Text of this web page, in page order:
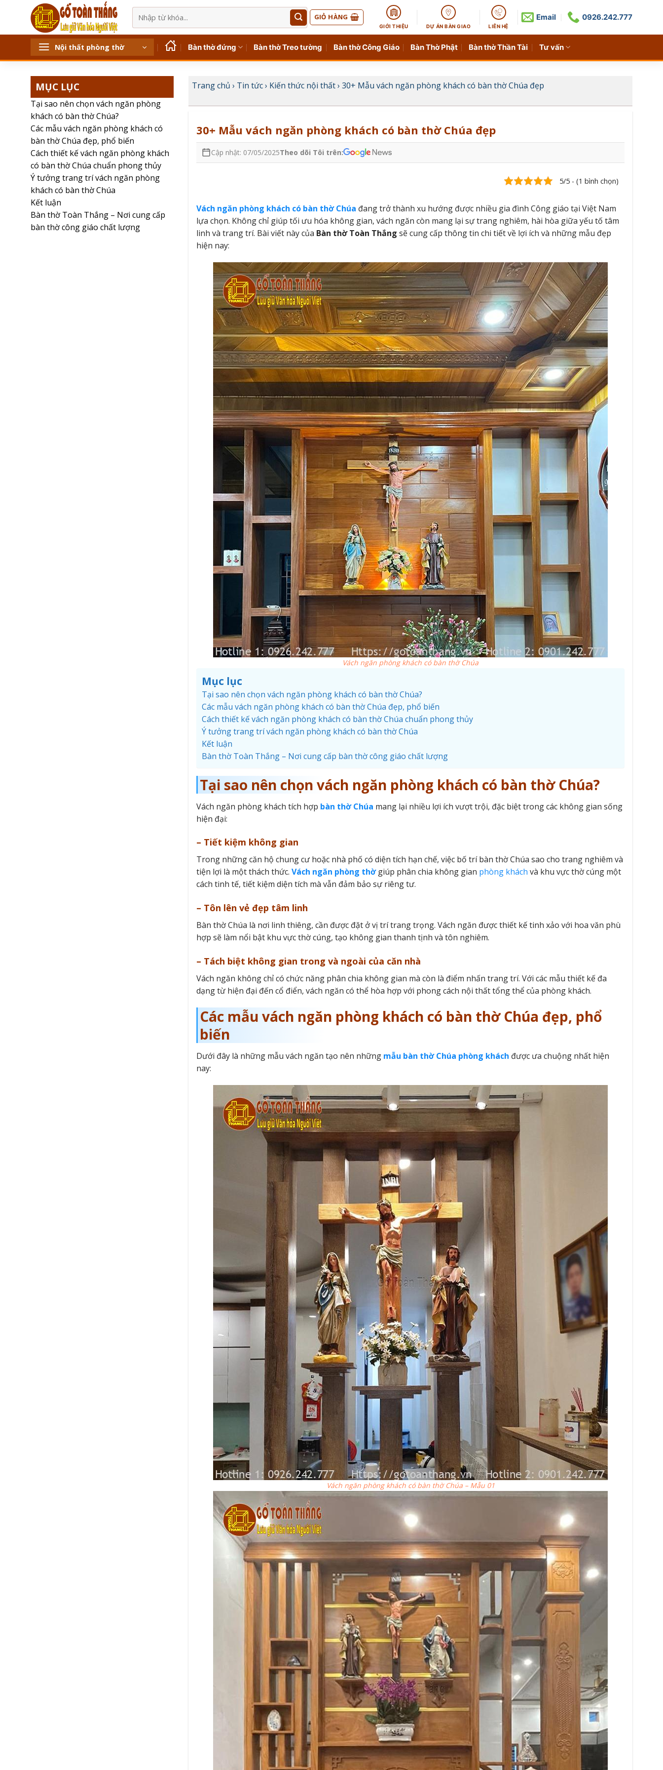
kiếm:
GIỎ HÀNG
GIỚI THIỆU DỰ ÁN BÀN GIAO LIÊN HỆ
Email 0926.242.777
Nội thất phòng thờ Bàn thờ đứng Bàn thờ Treo tường Bàn thờ Công Giáo Bàn Thờ Phật Bàn thờ Thần Tài Tư vấn
MỤC LỤC
Tại sao nên chọn vách ngăn phòng
khách có bàn thờ Chúa?
Các mẫu vách ngăn phòng khách có
bàn thờ Chúa đẹp, phổ biến
Cách thiết kế vách ngăn phòng khách
có bàn thờ Chúa chuẩn phong thủy
Ý tưởng trang trí vách ngăn phòng
khách có bàn thờ Chúa
Kết luận
Bàn thờ Toàn Thắng – Nơi cung cấp
bàn thờ công giáo chất lượng
Trang chủ › Tin tức› Kiến thức nội thất› 30+ Mẫu vách ngăn phòng khách có bàn thờ Chúa đẹp
30+ Mẫu vách ngăn phòng khách có bàn thờ Chúa đẹp
Cập nhật: 07/05/2025Theo dõi Tôi trên:
5/5 - (1 bình chọn)
Vách ngăn phòng khách có bàn thờ Chúa đang trở thành xu hướng được nhiều gia đình Công giáo tại Việt Nam
lựa chọn. Không chỉ giúp tối ưu hóa không gian, vách ngăn còn mang lại sự trang nghiêm, hài hòa giữa yếu tố tâm
linh và trang trí. Bài viết này của Bàn thờ Toàn Thắng sẽ cung cấp thông tin chi tiết về lợi ích và những mẫu đẹp
hiện nay:
Vách ngăn phòng khách có bàn thờ Chúa
Mục lục
Tại sao nên chọn vách ngăn phòng khách có bàn thờ Chúa?
Các mẫu vách ngăn phòng khách có bàn thờ Chúa đẹp, phổ biến
Cách thiết kế vách ngăn phòng khách có bàn thờ Chúa chuẩn phong thủy
Ý tưởng trang trí vách ngăn phòng khách có bàn thờ Chúa
Kết luận
Bàn thờ Toàn Thắng – Nơi cung cấp bàn thờ công giáo chất lượng
Tại sao nên chọn vách ngăn phòng khách có bàn thờ Chúa?
Vách ngăn phòng khách tích hợp bàn thờ Chúa mang lại nhiều lợi ích vượt trội, đặc biệt trong các không gian sống
hiện đại:
– Tiết kiệm không gian
Trong những căn hộ chung cư hoặc nhà phố có diện tích hạn chế, việc bố trí bàn thờ Chúa sao cho trang nghiêm và
tiện lợi là một thách thức. Vách ngăn phòng thờgiúp phân chia không gian phòng khách và khu vực thờ cúng một
cách tinh tế, tiết kiệm diện tích mà vẫn đảm bảo sự riêng tư.
– Tôn lên vẻ đẹp tâm linh
Bàn thờ Chúa là nơi linh thiêng, cần được đặt ở vị trí trang trọng. Vách ngăn được thiết kế tinh xảo với hoa văn phù
hợp sẽ làm nổi bật khu vực thờ cúng, tạo không gian thanh tịnh và tôn nghiêm.
– Tách biệt không gian trong và ngoài của căn nhà
Vách ngăn không chỉ có chức năng phân chia không gian mà còn là điểm nhấn trang trí. Với các mẫu thiết kế đa
dạng từ hiện đại đến cổ điển, vách ngăn có thể hòa hợp với phong cách nội thất tổng thể của phòng khách.
Các mẫu vách ngăn phòng khách có bàn thờ Chúa đẹp, phổ
biến
Dưới đây là những mẫu vách ngăn tạo nên những mẫu bàn thờ Chúa phòng khách được ưa chuộng nhất hiện
nay:
Vách ngăn phòng khách có bàn thờ Chúa – Mẫu 01